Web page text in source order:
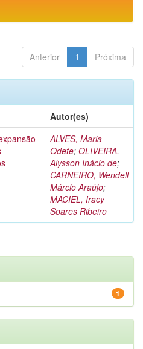
Anterior 1 Próxima
Autor(es)
ALVES, Maria
Odete; OLIVEIRA,
Alysson Inácio de;
CARNEIRO, Wendell
Márcio Araújo;
MACIEL, Iracy
Soares Ribeiro
1